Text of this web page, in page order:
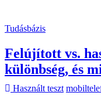
e
vagy
cserélt?
Tudásbázis
Felújított vs.
különbség, és
Használt teszt